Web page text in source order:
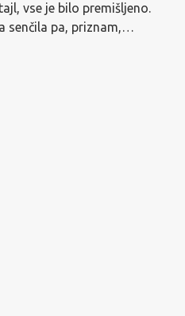
vse je bilo premišljeno.
senčila pa, priznam,…